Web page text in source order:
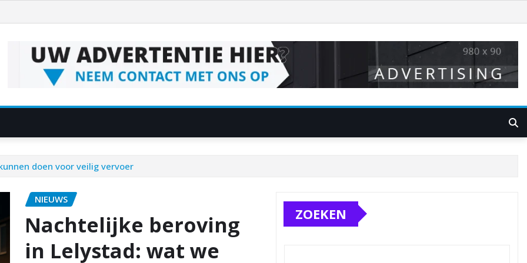
doen voor veilig vervoer
NIEUWS
Nachtelijke beroving
in Lelystad: wat we
ZOEKEN